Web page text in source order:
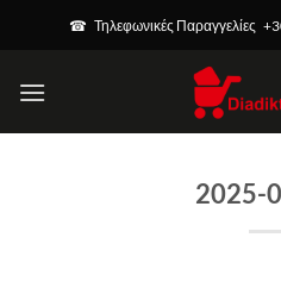
☎ Τηλεφωνικές Παραγγελίες
2025-